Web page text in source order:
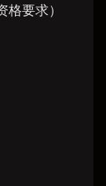
要求）